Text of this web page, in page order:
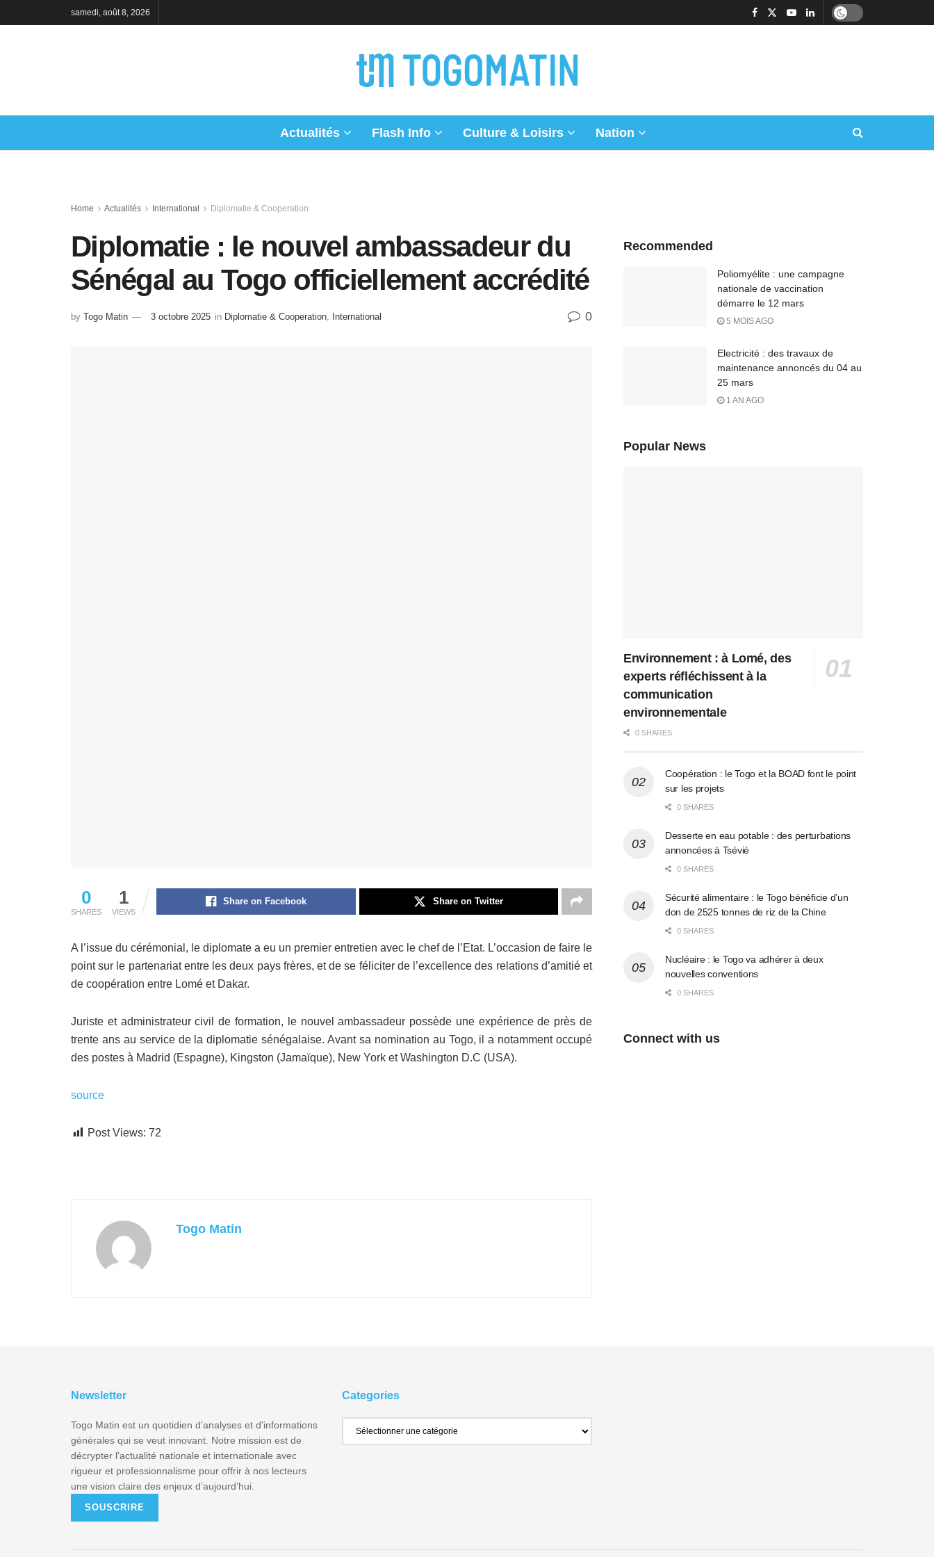
samedi, août 8, 2026
Actualités Flash Info Culture & Loisirs Nation
Home Actualités International Diplomatie & Cooperation
Diplomatie : le nouvel ambassadeur du
Sénégal au Togo officiellement accrédité
by Togo Matin 3 octobre 2025 in Diplomatie & Cooperation International 0
0
SHARES
1
VIEWS
Share on Facebook Share on Twitter
A l’issue du cérémonial, le diplomate a eu un premier entretien avec le chef de l’Etat. L’occasion de faire le
point sur le partenariat entre les deux pays frères, et de se féliciter de l’excellence des relations d’amitié et
de coopération entre Lomé et Dakar.
Juriste et administrateur civil de formation, le nouvel ambassadeur possède une expérience de près de
trente ans au service de la diplomatie sénégalaise. Avant sa nomination au Togo, il a notamment occupé
des postes à Madrid (Espagne), Kingston (Jamaïque), New York et Washington D.C (USA).
source
Post Views: 72
Togo Matin
Recommended
Poliomyélite : une campagne
nationale de vaccination
démarre le 12 mars
5 MOIS AGO
Electricité : des travaux de
maintenance annoncés du 04 au
25 mars
1 AN AGO
Popular News
Environnement : à Lomé, des
experts réfléchissent à la
communication
environnementale
0 SHARES
Coopération : le Togo et la BOAD font le point
sur les projets
0 SHARES
Desserte en eau potable : des perturbations
annoncées à Tsévié
0 SHARES
Sécurité alimentaire : le Togo bénéficie d’un
don de 2525 tonnes de riz de la Chine
0 SHARES
Nucléaire : le Togo va adhérer à deux
nouvelles conventions
0 SHARES
Connect with us
Newsletter
Togo Matin est un quotidien d'analyses et d'informations
générales qui se veut innovant. Notre mission est de
décrypter l'actualité nationale et internationale avec
rigueur et professionnalisme pour offrir à nos lecteurs
une vision claire des enjeux d’aujourd’hui.
SOUSCRIRE
Categories